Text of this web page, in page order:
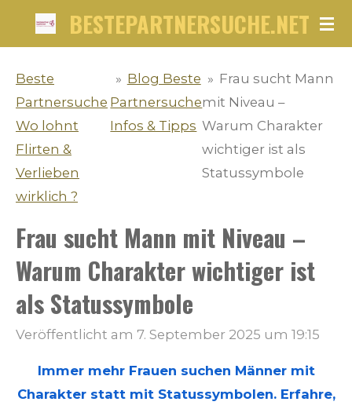
BESTEPARTNERSUCHE.NET
Beste
Partnersuche
Wo lohnt
Flirten &
Verlieben
wirklich ?
» Blog Beste
Partnersuche
Infos & Tipps
» Frau sucht Mann
mit Niveau –
Warum Charakter
wichtiger ist als
Statussymbole
Frau sucht Mann mit Niveau –
Warum Charakter wichtiger ist
als Statussymbole
Veröffentlicht am 7. September 2025 um 19:15
Immer mehr Frauen suchen Männer mit
Charakter statt mit Statussymbolen. Erfahre,